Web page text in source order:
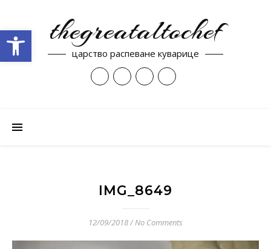
thegreataltochef
царство распеване куварице
IMG_8649
12/09/2018/No Comments
Open toolbar